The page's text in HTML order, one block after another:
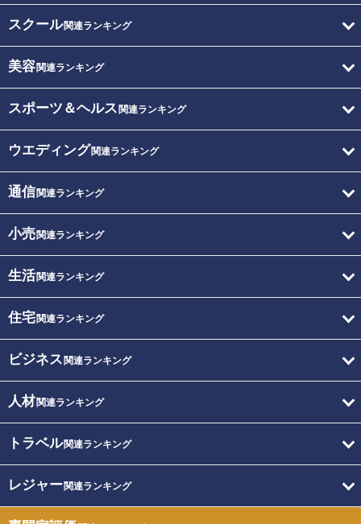
スクール関連ランキング
美容関連ランキング
スポーツ＆ヘルス 関連ランキング
ウエディング関連ランキング
通信関連ランキング
小売関連ランキング
生活関連ランキング
住宅関連ランキング
ビジネス 関連ランキング
人材関連ランキング
トラベル関連ランキング
レジャー関連ランキング